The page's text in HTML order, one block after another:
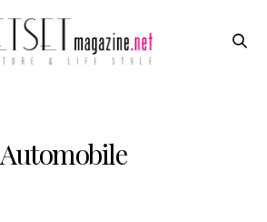
Automobile